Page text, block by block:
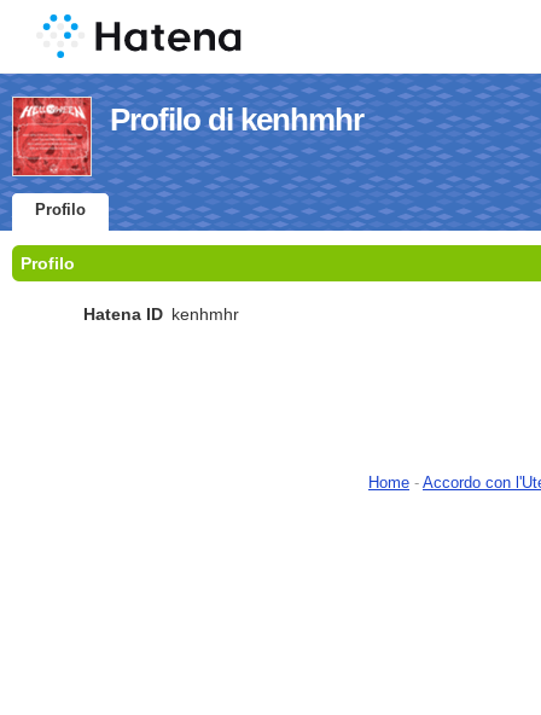
Profilo di kenhmhr
Profilo
Profilo
Hatena ID kenhmhr
Home - Accordo con